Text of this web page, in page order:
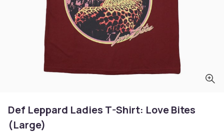
Def Leppard Ladies T-Shirt: Love Bites
(Large)